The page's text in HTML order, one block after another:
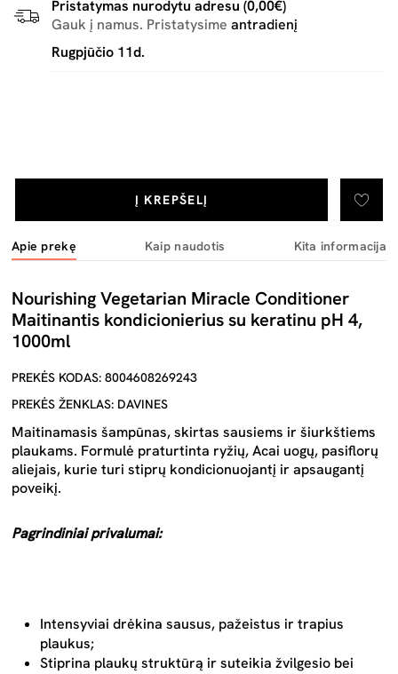
Į KREPŠELĮ
Pristatymas nurodytu adresu (0,00€)
Gauk į namus. Pristatysime antradienį
Rugpjūčio 11d.
Apie prekę Kaip naudotis Kita informacija
Nourishing Vegetarian Miracle Conditioner
Maitinantis kondicionierius su keratinu pH 4,
1000ml
PREKĖS KODAS: 8004608269243
PREKĖS ŽENKLAS: DAVINES
Maitinamasis šampūnas, skirtas sausiems ir šiurkštiems
plaukams. Formulė praturtinta ryžių, Acai uogų, pasiflorų
aliejais, kurie turi stiprų kondicionuojantį ir apsaugantį
poveikį.
Pagrindiniai privalumai:
Intensyviai drėkina sausus, pažeistus ir trapius
plaukus;
Stiprina plaukų struktūrą ir suteikia žvilgesio bei